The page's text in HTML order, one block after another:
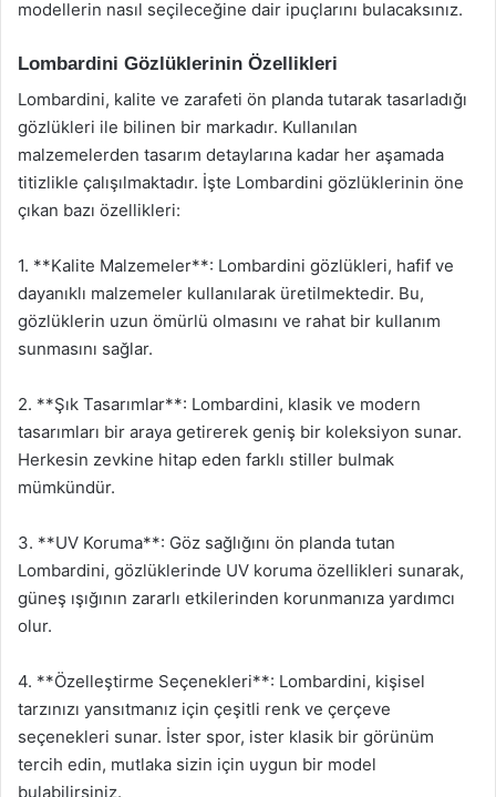
modellerin nasıl seçileceğine dair ipuçlarını bulacaksınız.
Lombardini Gözlüklerinin Özellikleri
Lombardini, kalite ve zarafeti ön planda tutarak tasarladığı
gözlükleri ile bilinen bir markadır. Kullanılan
malzemelerden tasarım detaylarına kadar her aşamada
titizlikle çalışılmaktadır. İşte Lombardini gözlüklerinin öne
çıkan bazı özellikleri:
1. **Kalite Malzemeler**: Lombardini gözlükleri, hafif ve
dayanıklı malzemeler kullanılarak üretilmektedir. Bu,
gözlüklerin uzun ömürlü olmasını ve rahat bir kullanım
sunmasını sağlar.
2. **Şık Tasarımlar**: Lombardini, klasik ve modern
tasarımları bir araya getirerek geniş bir koleksiyon sunar.
Herkesin zevkine hitap eden farklı stiller bulmak
mümkündür.
3. **UV Koruma**: Göz sağlığını ön planda tutan
Lombardini, gözlüklerinde UV koruma özellikleri sunarak,
güneş ışığının zararlı etkilerinden korunmanıza yardımcı
olur.
4. **Özelleştirme Seçenekleri**: Lombardini, kişisel
tarzınızı yansıtmanız için çeşitli renk ve çerçeve
seçenekleri sunar. İster spor, ister klasik bir görünüm
tercih edin, mutlaka sizin için uygun bir model
bulabilirsiniz.